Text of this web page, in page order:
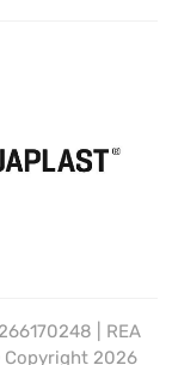
| REA
2026